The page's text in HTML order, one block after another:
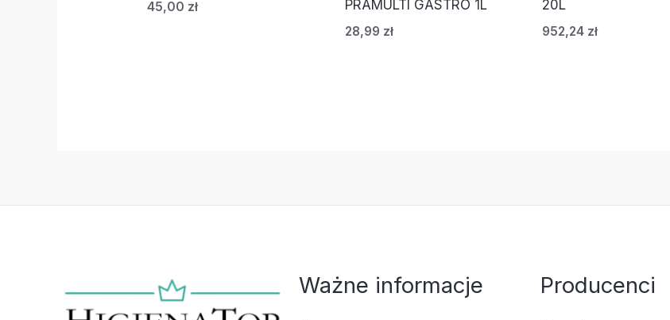
45,00 zł
PRAMULTI GASTRO 1L
28,99 zł
20L
952,24 zł
Ważne informacje Producenci